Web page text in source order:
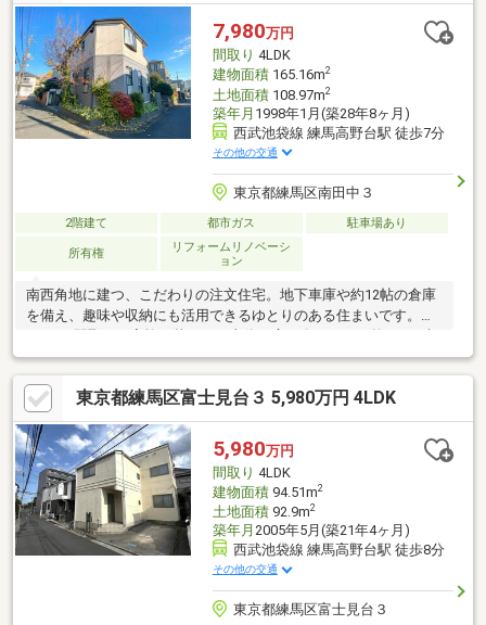
7,980万円
間取り 4LDK
建物面積165.16m2
土地面積108.97m2
築年月 1998年1月(築28年8ヶ月)
西武池袋線 練馬高野台駅 徒歩7分
その他の交通
東京都練馬区南田中３
2階建て 都市ガス 駐車場あり
所有権
リフォームリノベーシ
ョン
南西角地に建つ、こだわりの注文住宅。地下車庫や約12帖の倉庫
を備え、趣味や収納にも活用できるゆとりのある住まいです。〇
線を遮り、プライベート空間を確保〇地下車庫は愛車を守り、雨
の日も快適な出入りが可能〇南西角地ならではの開放感と採光が
魅力■練馬区のお部屋探しは価値住宅にお任せください♪・練馬区
内の利便性の高いエリアから、暮らしやすい住宅街まで、街の魅
力を踏まえてぴったりの物件をご提案・未公開物件も多数ご用
意。一般には出ていない物件情報もご紹介可能・エリアごとの特
徴を熟知したスタッフが、理想の暮らしに合う物件をご紹介
東京都練馬区富士見台３ 5,980万円 4LDK
5,980万円
間取り 4LDK
建物面積94.51m2
土地面積92.9m2
築年月 2005年5月(築21年4ヶ月)
西武池袋線 練馬高野台駅 徒歩8分
その他の交通
東京都練馬区富士見台３